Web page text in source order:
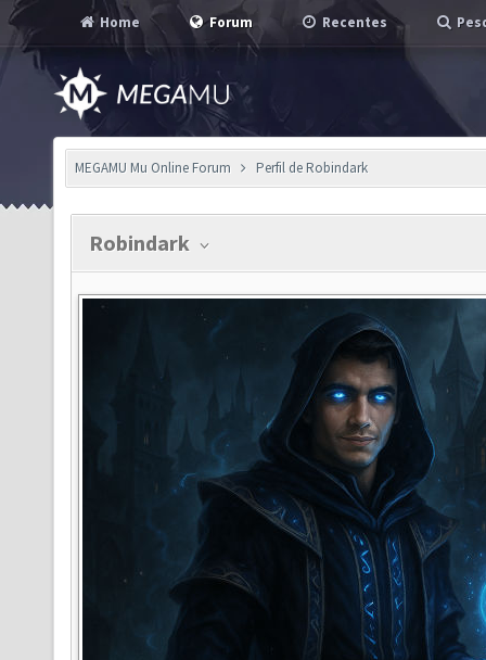
Home Forum Recentes
MEGAMU Mu Online Forum Perfil de Robindark
Robindark